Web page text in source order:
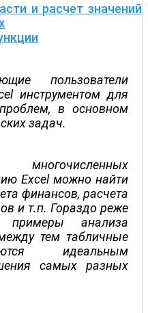
и расчет значений
пользователи
инструментом для
в основном
задач.
многочисленных
Excel можно найти
финансов, расчета
и т.п. Гораздо реже
анализа
тем табличные
идеальным
самых разных